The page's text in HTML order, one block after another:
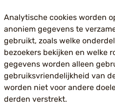
Analytische cookies worden
anoniem gegevens te
gebruikt, zoals welke
bezoekers bekijken en welke
gegevens worden alleen
gebruiksvriendelijkheid van
worden niet voor andere
derden verstrekt.